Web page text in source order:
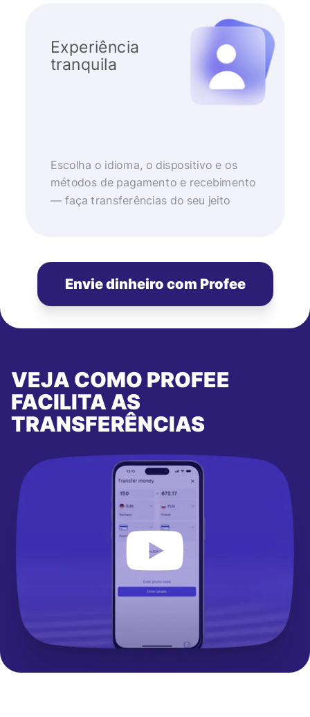
Experiência
tranquila
Escolha o idioma, o dispositivo e os
métodos de pagamento e recebimento
— faça transferências do seu jeito
Envie dinheiro com Profee
VEJA COMO PROFEE
FACILITA AS
TRANSFERÊNCIAS